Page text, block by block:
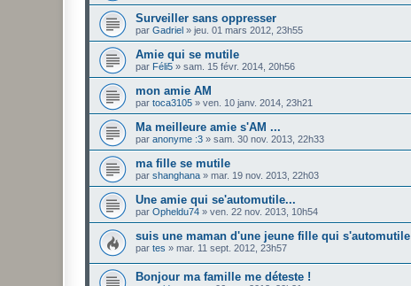
Surveiller sans oppresser
par Gadriel » jeu. 01 mars 2012, 23h55
Amie qui se mutile
par Féli5 » sam. 15 févr. 2014, 20h56
mon amie AM
par toca3105 » ven. 10 janv. 2014, 23h21
Ma meilleure amie s'AM ...
par anonyme :3 » sam. 30 nov. 2013, 22h33
ma fille se mutile
par shanghana » mar. 19 nov. 2013, 22h03
Une amie qui se'automutile...
par Opheldu74 » ven. 22 nov. 2013, 10h54
suis une maman d'une jeune fille qui s'automutile
par tes » mar. 11 sept. 2012, 23h57
Bonjour ma famille me déteste !